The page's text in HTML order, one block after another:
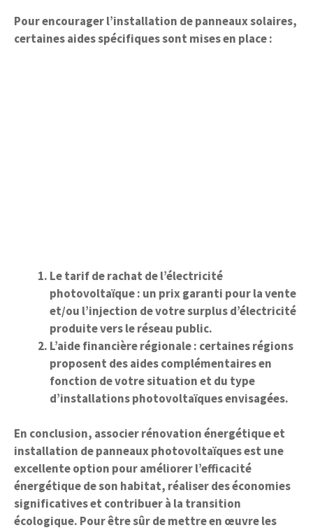
Pour encourager l’installation de panneaux solaires,
certaines aides spécifiques sont mises en place :
Le tarif de rachat de l’électricité
photovoltaïque: un prix garanti pour la vente
et/ou l’injection de votre surplus d’électricité
produite vers le réseau public.
L’aide financière régionale: certaines régions
proposent des aides complémentaires en
fonction de votre situation et du type
d’installations photovoltaïques envisagées.
En conclusion, associer rénovation énergétique et
installation de panneaux photovoltaïques est une
excellente option pour améliorer l’efficacité
énergétique de son habitat, réaliser des économies
significatives et contribuer à la transition
écologique. Pour être sûr de mettre en œuvre les